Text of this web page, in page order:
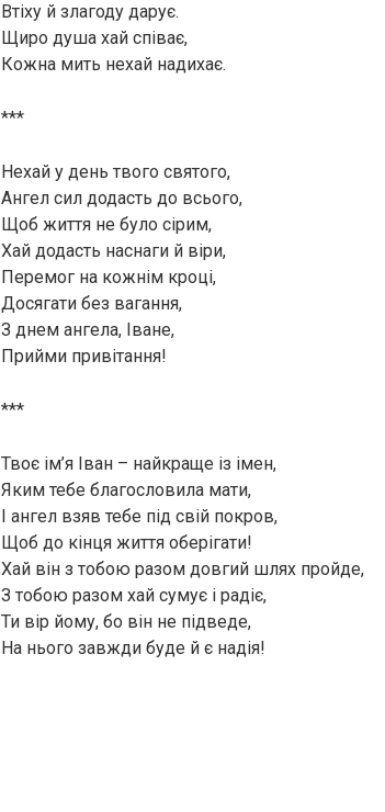
Втіху й злагоду дарує.
Щиро душа хай співає,
Кожна мить нехай надихає.
***
Нехай у день твого святого,
Ангел сил додасть до всього,
Щоб життя не було сірим,
Хай додасть наснаги й віри,
Перемог на кожнім кроці,
Досягати без вагання,
З днем ангела, Іване,
Прийми привітання!
***
Твоє ім’я Іван – найкраще із імен,
Яким тебе благословила мати,
І ангел взяв тебе під свій покров,
Щоб до кінця життя оберігати!
Хай він з тобою разом довгий шлях пройде,
З тобою разом хай сумує і радіє,
Ти вір йому, бо він не підведе,
На нього завжди буде й є надія!